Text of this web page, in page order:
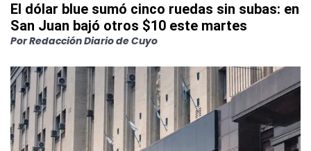
El dólar blue sumó cinco ruedas sin subas: en
San Juan bajó otros $10 este martes
PorRedacción Diario de Cuyo